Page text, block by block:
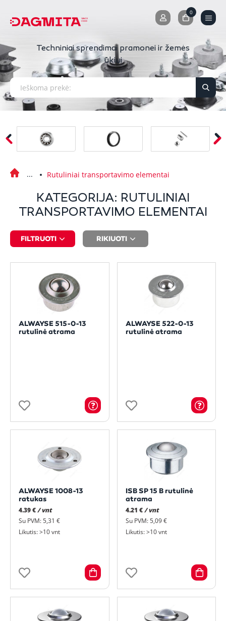
0
0
Techniniai sprendimai pramonei ir žemės
ūkiui
Rutuliniai transportavimo elementai
KATEGORIJA: RUTULINIAI
TRANSPORTAVIMO ELEMENTAI
FILTRUOTI RIKIUOTI
ALWAYSE 515-0-13
rutulinė atrama
ALWAYSE 522-0-13
rutulinė atrama
ALWAYSE 1008-13
ratukas
4.39 €/ vnt
Su PVM: 5,31 €
Likutis: >10 vnt
ISB SP 15 B rutulinė
atrama
4.21 € / vnt
Su PVM: 5,09 €
Likutis: >10 vnt